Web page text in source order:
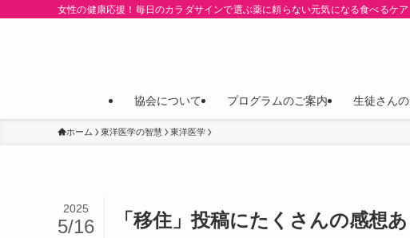
女性の健康応援！毎日のカラダサインで選ぶ薬に頼らない元気になる食べるケア
協会について プログラムのご案内 生徒さん
ホーム 東洋医学の智慧 東洋医学
「移住」投稿にたくさんの感想
2025
5/16